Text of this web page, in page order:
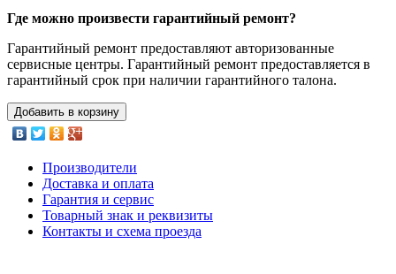
Где можно произвести гарантийный ремонт?
Гарантийный ремонт предоставляют авторизованные
сервисные центры. Гарантийный ремонт предоставляется в
гарантийный срок при наличии гарантийного талона.
Добавить в корзину
Производители
Доставка и оплата
Гарантия и сервис
Товарный знак и реквизиты
Контакты и схема проезда